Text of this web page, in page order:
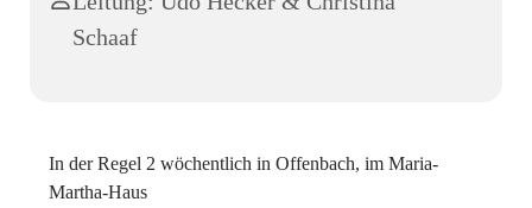
Schaaf
In der Regel 2 wöchentlich in Offenbach, im Maria-
Martha-Haus